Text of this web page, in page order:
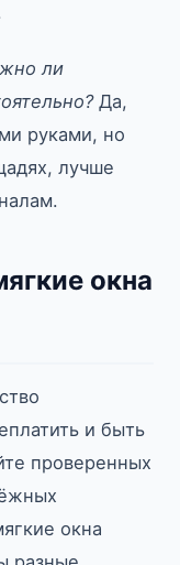
ли
Да,
руками, но
лучше
окна
и быть
проверенных
окна